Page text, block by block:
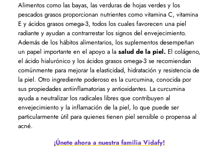
Alimentos como las bayas, las verduras de hojas verdes y los
pescados grasos proporcionan nutrientes como vitamina C, vitamina
E y ácidos grasos omega-3, todos los cuales favorecen una piel
radiante y ayudan a contrarrestar los signos del envejecimiento.
Además de los hábitos alimentarios, los suplementos desempeñan
un papel importante en el apoyo a la salud de la piel.El colágeno,
el ácido hialurónico y los ácidos grasos omega-3 se recomiendan
comúnmente para mejorar la elasticidad, hidratación y resistencia de
la piel. Otro ingrediente poderoso es la curcumina, conocida por
sus propiedades antiinflamatorias y antioxidantes. La curcumina
ayuda a neutralizar los radicales libres que contribuyen al
envejecimiento y la inflamación de la piel, lo que puede ser
particularmente útil para quienes tienen piel sensible o propensa al
acné.
¡Únete ahora a nuestra familia Vidafy!